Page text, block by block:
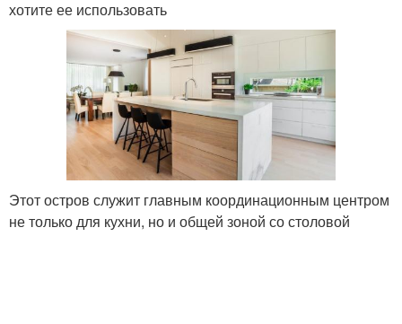
хотите ее использовать
Этот остров служит главным координационным центром
не только для кухни, но и общей зоной со столовой